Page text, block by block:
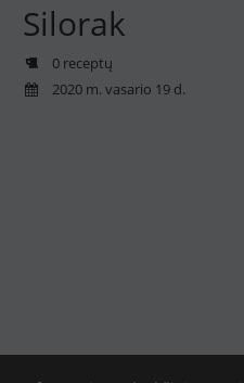
Silorak
0 receptų
2020 m. vasario 19 d.